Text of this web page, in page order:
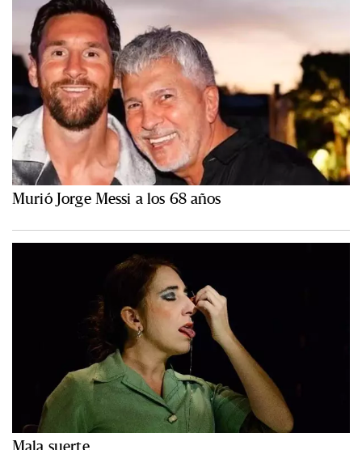
Murió Jorge Messi a los 68 años
Mala suerte